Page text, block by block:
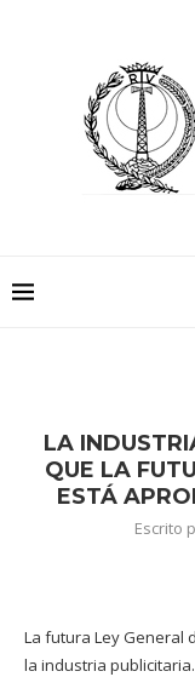
LA
QUE LA
ESTÁ
Escrito
La futura Ley General
la industria